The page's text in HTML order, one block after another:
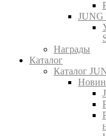
JUNG
Награды
Каталог
Каталог